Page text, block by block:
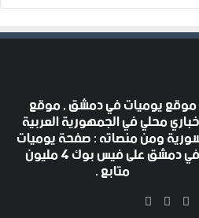
موقع يوميات في دمشق , موقع
محلي في الجمهورية العربية
ومن منصاته : صفحة يوميات
في دمشق على فيس بوك 4 مليون متابع .
فيسبوك
‫X
‫YouTube